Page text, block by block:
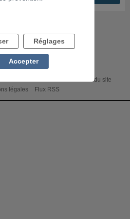
Charte du site
légales
Flux RSS
Réglages
Accepter